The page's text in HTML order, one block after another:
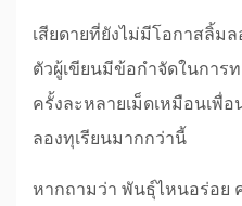
เสียดายที่ยังไม่มีโอกาสลิ้ม
ตัวผู้เขียนมีข้อกำจัดในการ
ครั้งละหลายเม็ดเหมือนเพื่
ลองทุเรียนมากกว่านี้
หากถามว่า พันธุ์ไหนอร่อย